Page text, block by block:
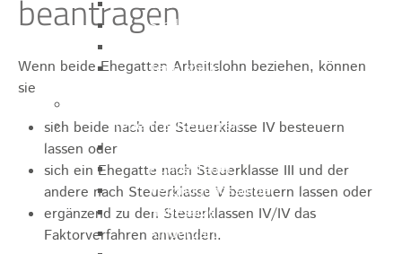
Stadthalle großer Saal
Tennishalle
Steuern & Gebühren
Hundesteuer
Vergnügungssteuer
Hebesätze
Kindergartengebühren
beantragen
Wenn beide Ehegatten Arbeitslohn beziehen, können
sie
sich beide nach der Steuerklasse IV besteuern
lassen oder
sich ein Ehegatte nach Steuerklasse III und der
andere nach Steuerklasse V besteuern lassen oder
ergänzend zu den Steuerklassen IV/IV das
Faktorverfahren anwenden.